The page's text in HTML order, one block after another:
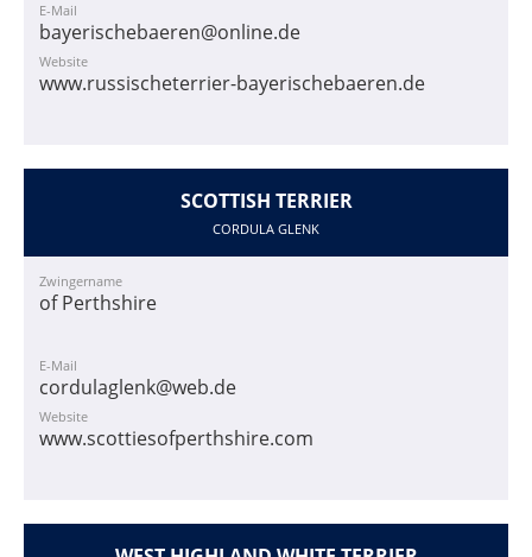
E-Mail
bayerischebaeren@online.de
Website
www.russischeterrier-bayerischebaeren.de
SCOTTISH TERRIER
CORDULA GLENK
Zwingername
of Perthshire
E-Mail
cordulaglenk@web.de
Website
www.scottiesofperthshire.com